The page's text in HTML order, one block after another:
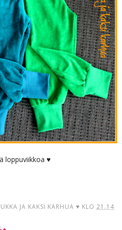
loppuviikkoa ♥
JA KAKSI KARHUA ♥ KLO 21.14